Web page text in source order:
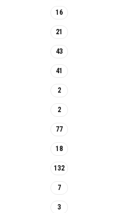
16
21
43
41
2
2
77
18
132
7
3